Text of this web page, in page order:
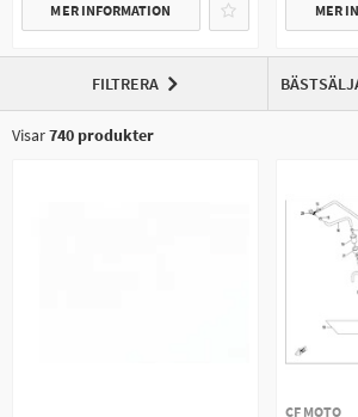
MER INFORMATION MER
FILTRERA
Visar740 produkter
CF MOTO